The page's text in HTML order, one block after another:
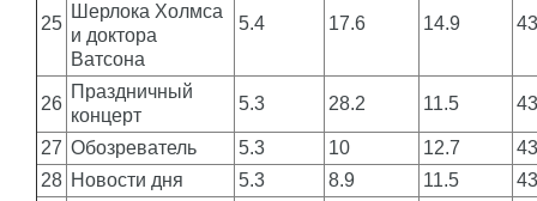
25
Шерлока Холмса
и доктора
Ватсона
5.4 17.6 14.9
26
Праздничный
концерт
5.3 28.2 11.5
27 Обозреватель 5.3 10 12.7
28 Новости дня 5.3 8.9 11.5